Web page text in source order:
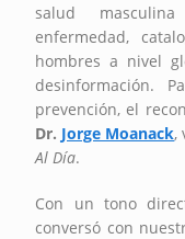
salud
enfermedad,
hombres a nivel
desinformación.
prevención, el
Dr. Jorge Moanack,
Al Día.
Con un tono
conversó con